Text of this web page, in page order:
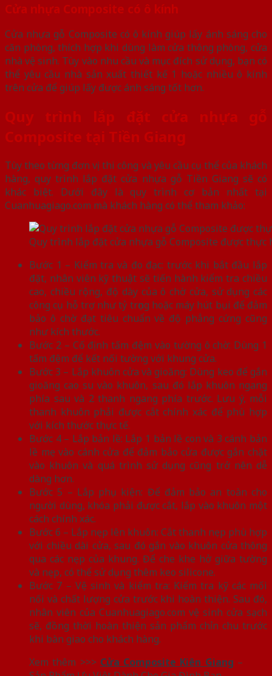
Cửa nhựa Composite có ô kính
Cửa nhựa gỗ Composite có ô kính giúp lấy ánh sáng cho
căn phòng, thích hợp khi dùng làm cửa thông phòng, cửa
nhà vệ sinh. Tùy vào nhu cầu và mục đích sử dụng, bạn có
thể yêu cầu nhà sản xuất thiết kế 1 hoặc nhiều ô kính
trên cửa để giúp lấy được ánh sáng tốt hơn.
Quy trình lắp đặt cửa nhựa gỗ
Composite tại Tiền Giang
Tùy theo từng đơn vị thi công và yêu cầu cụ thể của khách
hàng, quy trình lắp đặt cửa nhựa gỗ Tiền Giang sẽ có
khác biệt. Dưới đây là quy trình cơ bản nhất tại
Cuanhuagiago.com mà khách hàng có thể tham khảo:
Quy trình lắp đặt cửa nhựa gỗ Composite được thực
Bước 1 – Kiểm tra và đo đạc: trước khi bắt đầu lắp
đặt, nhân viên kỹ thuật sẽ tiến hành kiểm tra chiều
cao, chiều rộng, độ dày của ô chờ cửa, sử dụng các
công cụ hỗ trợ như tỷ trọng hoặc máy hút bụi để đảm
bảo ô chờ đạt tiêu chuẩn về độ phẳng cứng cũng
như kích thước.
Bước 2 – Cố định tấm đệm vào tường ô chờ: Dùng 1
tấm đệm để kết nối tường với khung cửa.
Bước 3 – Lắp khuôn cửa và gioăng: Dùng keo để gắn
gioăng cao su vào khuôn, sau đó lắp khuôn ngang
phía sau và 2 thanh ngang phía trước. Lưu ý, mỗi
thanh khuôn phải được cắt chính xác để phù hợp
với kích thước thực tế.
Bước 4 – Lắp bản lề: Lắp 1 bản lề con và 3 cánh bản
lề mẹ vào cánh cửa để đảm bảo cửa được gắn chặt
vào khuôn và quá trình sử dụng cũng trở nên dễ
dàng hơn.
Bước 5 – Lắp phụ kiện: Để đảm bảo an toàn cho
người dùng, khóa phải được cắt, lắp vào khuôn một
cách chính xác.
Bước 6 – Lắp nẹp lên khuôn: Cắt thanh nẹp phù hợp
với chiều dài cửa, sau đó gắn vào khuôn cửa thông
qua các nẹp của khung. Để che khe hở giữa tường
và nẹp, có thể sử dụng thêm keo silicone.
Bước 7 – Vệ sinh và kiểm tra: Kiểm tra kỹ các mối
nối và chất lượng cửa trước khi hoàn thiện. Sau đó,
nhân viên của Cuanhuagiago.com vệ sinh cửa sạch
sẽ, đồng thời hoàn thiện sản phẩm chỉn chu trước
khi bàn giao cho khách hàng.
Xem thêm >>> Cửa Composite Kiên Giang –